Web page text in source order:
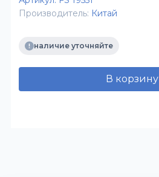
Производитель: Китай
наличие уточняйте
В корзину